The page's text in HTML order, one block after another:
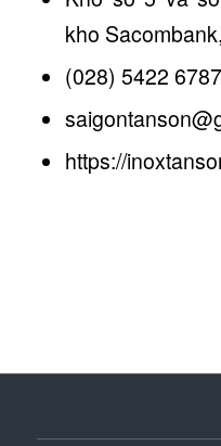
kho
(028) 5422
https://